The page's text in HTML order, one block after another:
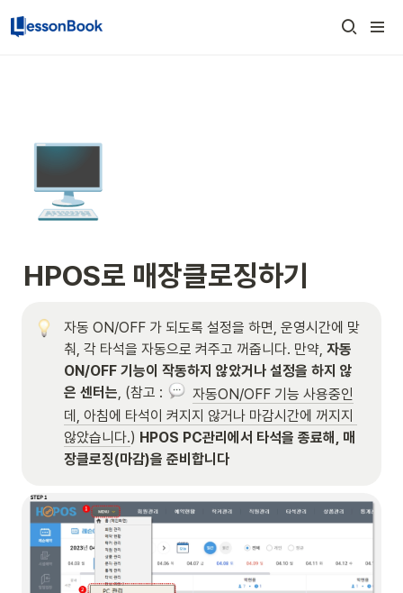
🖥️
HPOS로 매장클로징하기
자동 ON/OFF 가 되도록 설정을 하면, 운영시간에 맞
춰, 각 타석을 자동으로 켜주고 꺼줍니다. 만약, 자동
ON/OFF 기능이 작동하지 않았거나 설정을 하지 않
은 센터는, (참고 :
자동ON/OFF 기능 사용중인
데, 아침에 타석이 켜지지 않거나 마감시간에 꺼지지
않았습니다.) HPOS PC관리에서 타석을 종료해, 매
장클로징(마감)을 준비합니다